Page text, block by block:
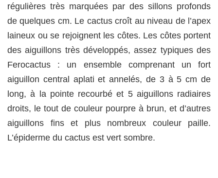
régulières très marquées par des sillons profonds
de quelques cm. Le cactus croît au niveau de l’apex
laineux ou se rejoignent les côtes. Les côtes portent
des aiguillons très développés, assez typiques des
Ferocactus : un ensemble comprenant un fort
aiguillon central aplati et annelés, de 3 à 5 cm de
long, à la pointe recourbé et 5 aiguillons radiaires
droits, le tout de couleur pourpre à brun, et d’autres
aiguillons fins et plus nombreux couleur paille.
L’épiderme du cactus est vert sombre.